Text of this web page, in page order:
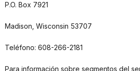
P.O. Box 7921
Madison, Wisconsin 53707
Teléfono: 608-266-2181
Para información sobre segmentos del